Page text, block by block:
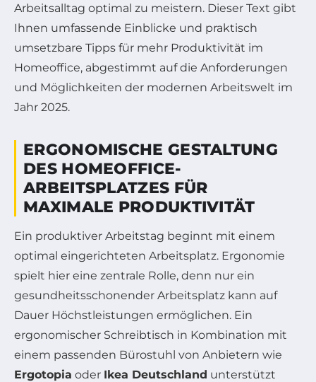
Arbeitsalltag optimal zu meistern. Dieser Text gibt
Ihnen umfassende Einblicke und praktisch
umsetzbare Tipps für mehr Produktivität im
Homeoffice, abgestimmt auf die Anforderungen
und Möglichkeiten der modernen Arbeitswelt im
Jahr 2025.
ERGONOMISCHE GESTALTUNG
DES HOMEOFFICE-
ARBEITSPLATZES FÜR
MAXIMALE PRODUKTIVITÄT
Ein produktiver Arbeitstag beginnt mit einem
optimal eingerichteten Arbeitsplatz. Ergonomie
spielt hier eine zentrale Rolle, denn nur ein
gesundheitsschonender Arbeitsplatz kann auf
Dauer Höchstleistungen ermöglichen. Ein
ergonomischer Schreibtisch in Kombination mit
einem passenden Bürostuhl von Anbietern wie
Ergotopia oder Ikea Deutschland unterstützt